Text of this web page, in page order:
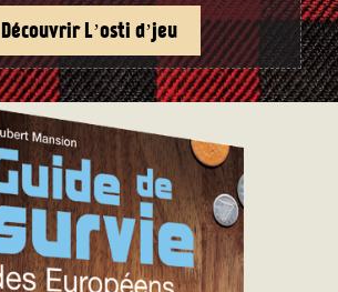
Découvrir L’osti d’jeu